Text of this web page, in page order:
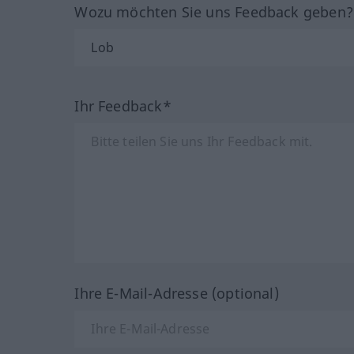
Wozu möchten Sie uns Feedback
Ihr Feedback*
Ihre E-Mail-Adresse (optional)